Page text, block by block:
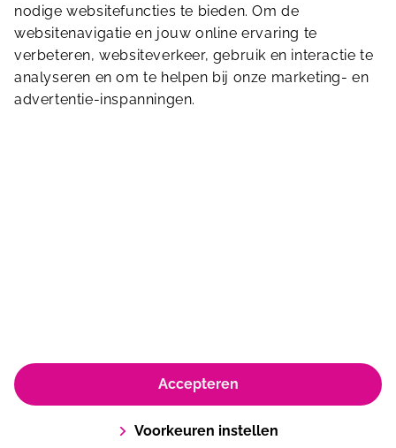
Terug naar de homepagina
Stuur ons een bericht
© Koninklijke Sportfondsen 2026
Algemene dienstverleningsvoorwaarden en huisregels
nodige websitefuncties te bieden. Om de
websitenavigatie en jouw online ervaring te
verbeteren, websiteverkeer, gebruik en interactie te
analyseren en om te helpen bij onze marketing- en
advertentie-inspanningen.
Accepteren
Voorkeuren instellen